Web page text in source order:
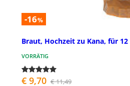
-16%
Braut, Hochzeit zu Kana, für
VORRÄTIG
€ 9,70 € 11,49